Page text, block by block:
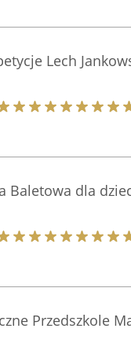
Lech
Baletowa dla
Przedszkole